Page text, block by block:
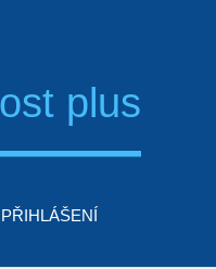
plus
PŘIHLÁŠENÍ